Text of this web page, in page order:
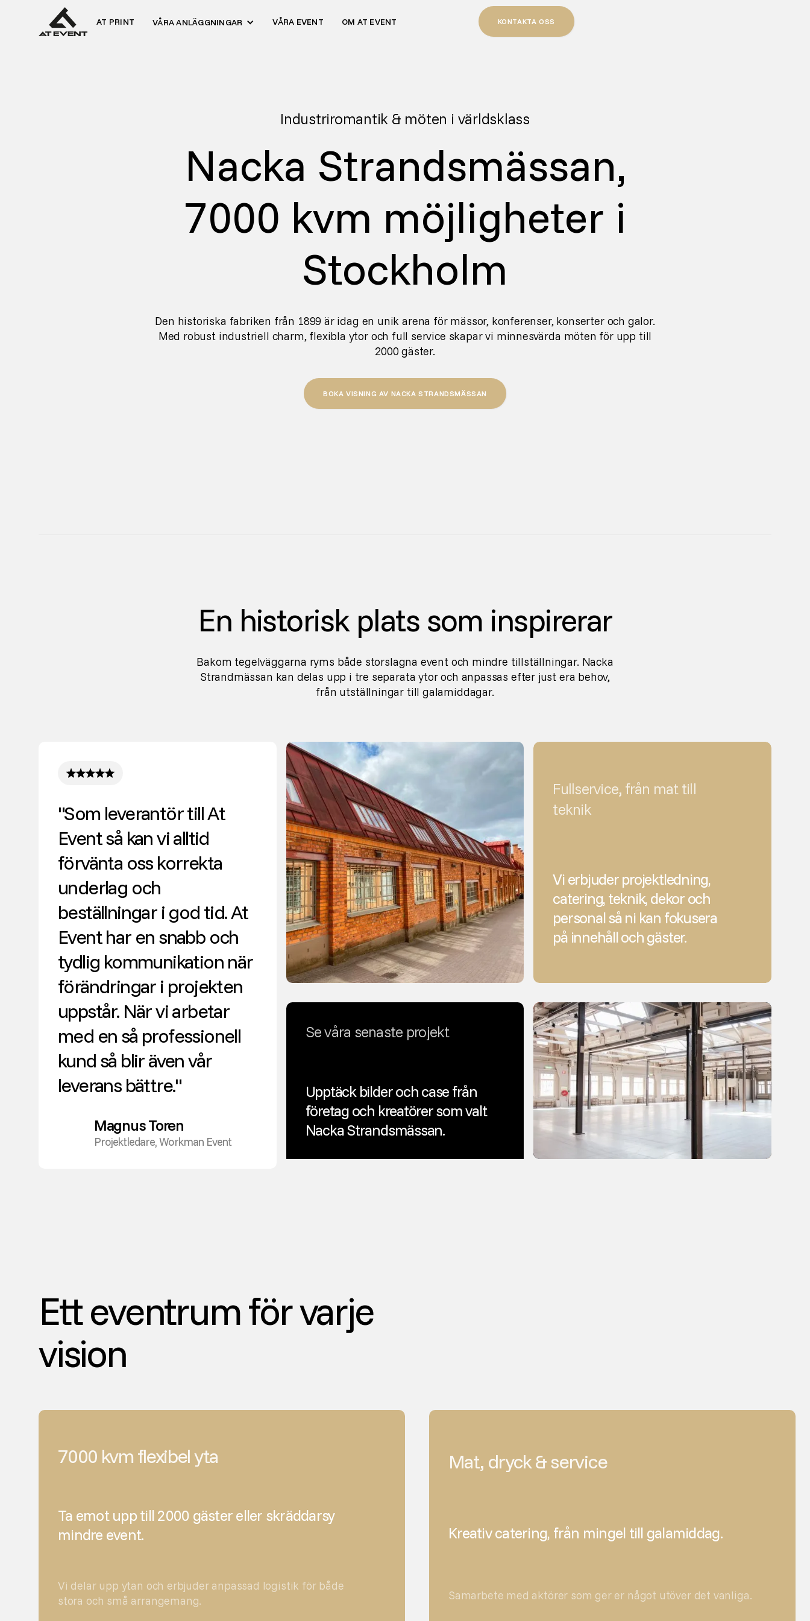
AT PRINT VÅRA ANLÄGGNINGAR VÅRA EVENT OM AT EVENT KONTAKTA OSS
Industriromantik & möten i världsklass
Nacka Strandsmässan,
7000 kvm möjligheter i
Stockholm
Den historiska fabriken från 1899 är idag en unik arena för mässor, konferenser, konserter och galor.
Med robust industriell charm, flexibla ytor och full service skapar vi minnesvärda möten för upp till
2000 gäster.
BOKA VISNING AV NACKA STRANDSMÄSSAN
En historisk plats som inspirerar
Bakom tegelväggarna ryms både storslagna event och mindre tillställningar. Nacka
Strandmässan kan delas upp i tre separata ytor och anpassas efter just era behov,
från utställningar till galamiddagar.
"Som leverantör till At
Event så kan vi alltid
förvänta oss korrekta
underlag och
beställningar i god tid. At
Event har en snabb och
tydlig kommunikation när
förändringar i projekten
uppstår. När vi arbetar
med en så professionell
kund så blir även vår
leverans bättre."
Magnus Toren
Projektledare, Workman Event
Se våra senaste projekt
Upptäck bilder och case från
företag och kreatörer som valt
Nacka Strandsmässan.
Fullservice, från mat till
teknik
Vi erbjuder projektledning,
catering, teknik, dekor och
personal så ni kan fokusera
på innehåll och gäster.
Ett eventrum för varje
vision
7000 kvm flexibel yta
Ta emot upp till 2000 gäster eller skräddarsy
mindre event.
Vi delar upp ytan och erbjuder anpassad logistik för både
stora och små arrangemang.
Mat, dryck & service
Kreativ catering, från mingel till galamiddag.
Samarbete med aktörer som ger er något utöver det vanliga.